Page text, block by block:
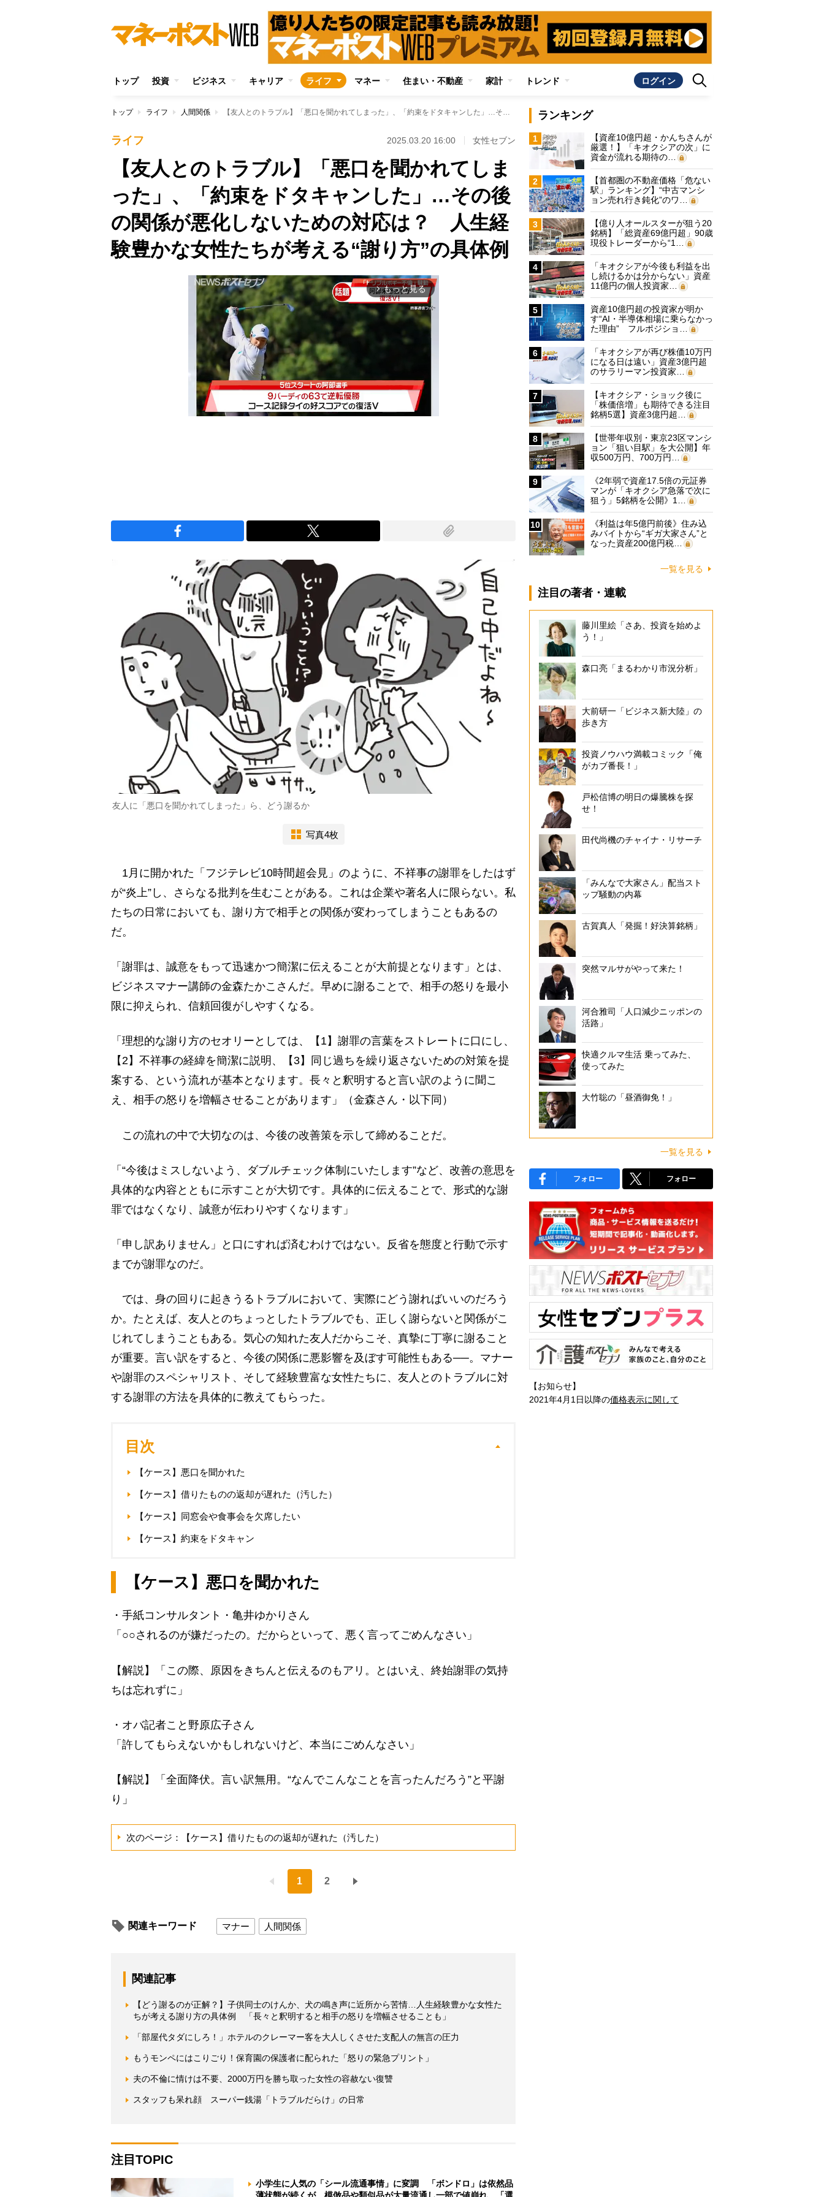
トップ 投資 ビジネス キャリア ライフ マネー 住まい・不動産 家計 トレンド ログイン
トップ ライフ 人間関係 【友人とのトラブル】「悪口を聞かれてしまった」、「約束をドタキャンした」…その後の関係が悪化しないための対応は？ 人生経験豊かな女性たちが考える“謝り方”の具体例
ライフ 2025.03.20 16:00 女性セブン
【友人とのトラブル】「悪口を聞かれてしま
った」、「約束をドタキャンした」…その後
の関係が悪化しないための対応は？ 人生経
験豊かな女性たちが考える“謝り方”の具体例
arrow_forward_ios もっと見る
友人に「悪口を聞かれてしまった」ら、どう謝るか
写真4枚
1月に開かれた「フジテレビ10時間超会見」のように、不祥事の謝罪をしたはず
が“炎上”し、さらなる批判を生むことがある。これは企業や著名人に限らない。私
たちの日常においても、謝り方で相手との関係が変わってしまうこともあるの
だ。
「謝罪は、誠意をもって迅速かつ簡潔に伝えることが大前提となります」とは、
ビジネスマナー講師の金森たかこさんだ。早めに謝ることで、相手の怒りを最小
限に抑えられ、信頼回復がしやすくなる。
「理想的な謝り方のセオリーとしては、【1】謝罪の言葉をストレートに口にし、
【2】不祥事の経緯を簡潔に説明、【3】同じ過ちを繰り返さないための対策を提
案する、という流れが基本となります。長々と釈明すると言い訳のように聞こ
え、相手の怒りを増幅させることがあります」（金森さん・以下同）
この流れの中で大切なのは、今後の改善策を示して締めることだ。
「“今後はミスしないよう、ダブルチェック体制にいたします”など、改善の意思を
具体的な内容とともに示すことが大切です。具体的に伝えることで、形式的な謝
罪ではなくなり、誠意が伝わりやすくなります」
「申し訳ありません」と口にすれば済むわけではない。反省を態度と行動で示す
までが謝罪なのだ。
では、身の回りに起きうるトラブルにおいて、実際にどう謝ればいいのだろう
か。たとえば、友人とのちょっとしたトラブルでも、正しく謝らないと関係がこ
じれてしまうこともある。気心の知れた友人だからこそ、真摯に丁寧に謝ること
が重要。言い訳をすると、今後の関係に悪影響を及ぼす可能性もある──。マナー
や謝罪のスペシャリスト、そして経験豊富な女性たちに、友人とのトラブルに対
する謝罪の方法を具体的に教えてもらった。
目次
【ケース】悪口を聞かれた
【ケース】借りたものの返却が遅れた（汚した）
【ケース】同窓会や食事会を欠席したい
【ケース】約束をドタキャン
【ケース】悪口を聞かれた
・手紙コンサルタント・亀井ゆかりさん
「○○されるのが嫌だったの。だからといって、悪く言ってごめんなさい」
【解説】「この際、原因をきちんと伝えるのもアリ。とはいえ、終始謝罪の気持
ちは忘れずに」
・オバ記者こと野原広子さん
「許してもらえないかもしれないけど、本当にごめんなさい」
【解説】「全面降伏。言い訳無用。“なんでこんなことを言ったんだろう”と平謝
り」
次のページ：【ケース】借りたものの返却が遅れた（汚した）
1 2
関連キーワード マナー 人間関係
関連記事
【どう謝るのが正解？】子供同士のけんか、犬の鳴き声に近所から苦情…人生経験豊かな女性た
ちが考える謝り方の具体例 「長々と釈明すると相手の怒りを増幅させることも」
「部屋代タダにしろ！」ホテルのクレーマー客を大人しくさせた支配人の無言の圧力
もうモンペにはこりごり！保育園の保護者に配られた「怒りの緊急プリント」
夫の不倫に情けは不要、2000万円を勝ち取った女性の容赦ない復讐
スタッフも呆れ顔 スーパー銭湯「トラブルだらけ」の日常
注目TOPIC
小学生に人気の「シール流通事情」に変調 「ボンドロ」は依然品
ランキング
1
【資産10億円超・かんちさんが
厳選！】「キオクシアの次」に
資金が流れる期待の…
2
【首都圏の不動産価格「危ない
駅」ランキング】“中古マンシ
ョン売れ行き鈍化”のワ…
3
【億り人オールスターが狙う20
銘柄】「総資産69億円超」90歳
現役トレーダーから“1…
4
「キオクシアが今後も利益を出
し続けるかは分からない」資産
11億円の個人投資家…
5
資産10億円超の投資家が明か
す“AI・半導体相場に乗らなかっ
た理由” フルポジショ…
6
「キオクシアが再び株価10万円
になる日は遠い」資産3億円超
のサラリーマン投資家…
7
【キオクシア・ショック後に
「株価倍増」も期待できる注目
銘柄5選】資産3億円超…
8
【世帯年収別・東京23区マンシ
ョン「狙い目駅」を大公開】年
収500万円、700万円…
9
《2年弱で資産17.5倍の元証券
マンが「キオクシア急落で次に
狙う」5銘柄を公開》1…
10
《利益は年5億円前後》住み込
みバイトから“ギガ大家さん”と
なった資産200億円税…
一覧を見る
注目の著者・連載
藤川里絵「さあ、投資を始めよ
う！」
森口亮「まるわかり市況分析」
大前研一「ビジネス新大陸」の
歩き方
投資ノウハウ満載コミック「俺
がカブ番長！」
戸松信博の明日の爆騰株を探
せ！
田代尚機のチャイナ・リサーチ
「みんなで大家さん」配当スト
ップ騒動の内幕
古賀真人「発掘！好決算銘柄」
突然マルサがやって来た！
河合雅司「人口減少ニッポンの
活路」
快適クルマ生活 乗ってみた、
使ってみた
大竹聡の「昼酒御免！」
一覧を見る
フォロー フォロー
【お知らせ】
2021年4月1日以降の価格表示に関して